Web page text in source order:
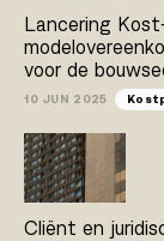
Lancering
voor de
10 JUN 2025
Cliënt en